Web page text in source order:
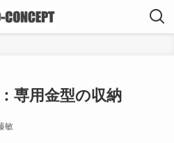
専用金型の収納
敏